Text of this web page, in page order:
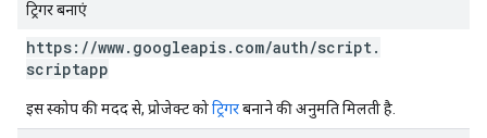
ट्रिगर बनाएं
https: //www. googleapis. com/auth/script.
scriptapp
इस स्कोप की मदद से, प्रोजेक्ट कोट्रिगरबनाने की अनुमति मिलती है.